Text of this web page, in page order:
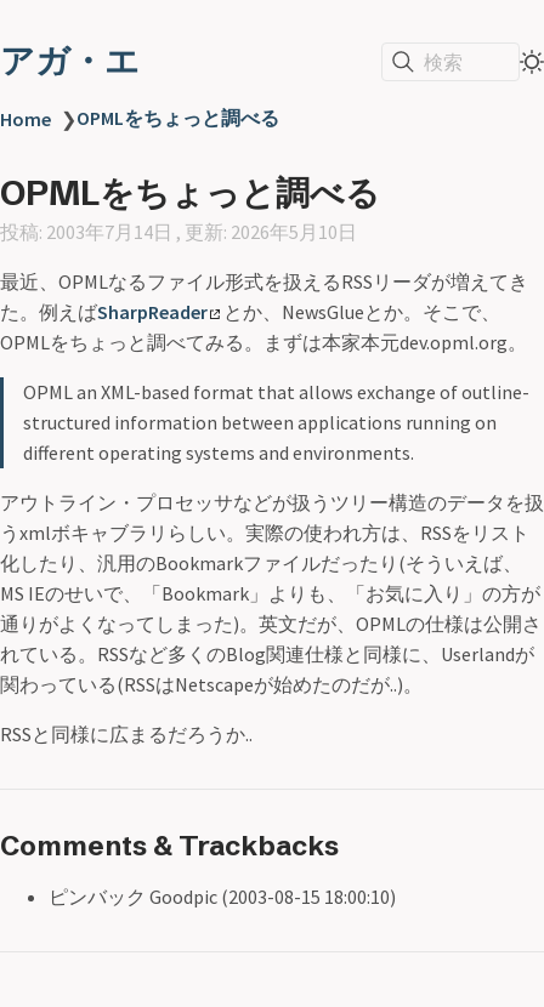
アガ・エ 検索
Home ❯OPMLをちょっと調べる
OPMLをちょっと調べる
投稿: 2003年7月14日 , 更新: 2026年5月10日
最近、OPMLなるファイル形式を扱えるRSSリーダが増えてき
た。例えばSharpReader
とか、NewsGlueとか。そこで、
OPMLをちょっと調べてみる。まずは本家本元dev.opml.org。
OPML an XML-based format that allows exchange of outline-
structured information between applications running on
different operating systems and environments.
アウトライン・プロセッサなどが扱うツリー構造のデータを扱
うxmlボキャブラリらしい。実際の使われ方は、RSSをリスト
化したり、汎用のBookmarkファイルだったり(そういえば、
MS IEのせいで、「Bookmark」よりも、「お気に入り」の方が
通りがよくなってしまった)。英文だが、OPMLの仕様は公開さ
れている。RSSなど多くのBlog関連仕様と同様に、Userlandが
関わっている(RSSはNetscapeが始めたのだが..)。
RSSと同様に広まるだろうか..
Comments & Trackbacks
ピンバック Goodpic (2003-08-15 18:00:10)